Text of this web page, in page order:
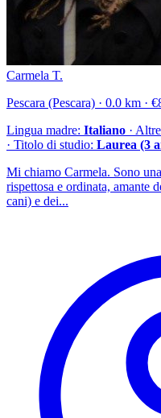
Carmela T.
Pescara (Pescara) · 0.0 km ·
Lingua madre: Italiano ·
· Titolo di studio: Laurea (3
Mi chiamo Carmela. Sono
rispettosa e ordinata, amante
cani) e dei...